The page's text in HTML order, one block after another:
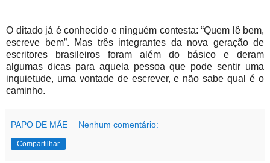
O ditado já é conhecido e ninguém contesta: “Quem lê bem,
escreve bem”. Mas três integrantes da nova geração de
escritores brasileiros foram além do básico e deram
algumas dicas para aquela pessoa que pode sentir uma
inquietude, uma vontade de escrever, e não sabe qual é o
caminho.
PAPO DE MÃE Nenhum comentário:
Compartilhar